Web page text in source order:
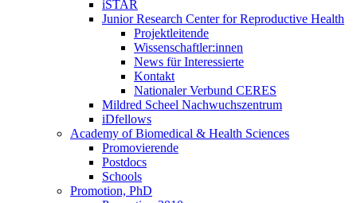
iSTAR
Junior Research Center for Reproductive Health
Projektleitende
Wissenschaftler:innen
News für Interessierte
Kontakt
Nationaler Verbund CERES
Mildred Scheel Nachwuchszentrum
iDfellows
Academy of Biomedical & Health Sciences
Promovierende
Postdocs
Schools
Promotion, PhD